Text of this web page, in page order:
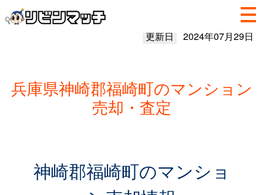
更新日 2024年07月29日
兵庫県神崎郡福崎町のマンション
売却・査定
神崎郡福崎町のマンショ